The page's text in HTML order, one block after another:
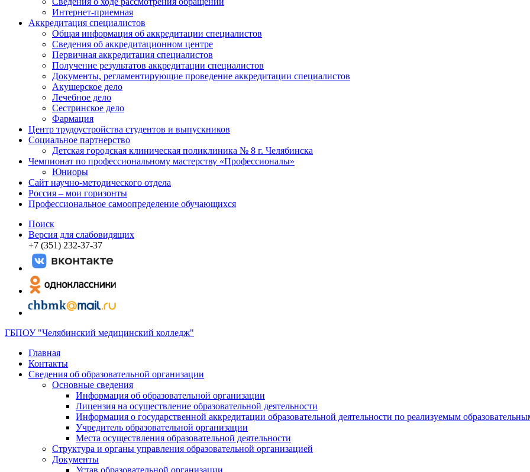
Интернет-приемная
Аккредитация специалистов
Общая информация об аккредитации специалистов
Сведения об аккредитационном центре
Первичная аккредитация специалистов
Получение результатов аккредитации специалистов
Документы, регламентирующие проведение аккредитации специалистов
Акушерское дело
Лечебное дело
Сестринское дело
Фармация
Центр трудоустройства студентов и выпускников
Социальное партнерство
Детская городская клиническая поликлиника № 8 г. Челябинска
Чемпионат по профессиональному мастерству «Профессионалы»
Юниоры
Сайт научно-методического отдела
Россия – мои горизонты
Профессиональное самоопределение обучающихся
Поиск
Версия для слабовидящих
+7 (351) 232-37-37
ГБПОУ "Челябинский медицинский колледж"
Главная
Контакты
Сведения об образовательной организации
Основные сведения
Информация об образовательной организации
Лицензия на осуществление образовательной деятельности
Информация о государственной аккредитации образовательной деятельности по реализуемым
Учредитель образовательной организации
Места осуществления образовательной деятельности
Структура и органы управления образовательной организацией
Документы
Устав образовательной организации